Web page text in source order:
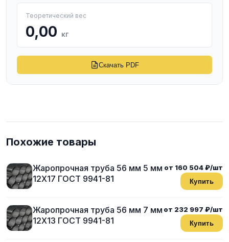
Теоретический вес
0,00 кг
Скачать PDF
Похожие товары
Жаропрочная труба 56 мм 5 мм
12Х17 ГОСТ 9941-81
от 160 504 ₽/шт
Купить
Жаропрочная труба 56 мм 7 мм
12Х13 ГОСТ 9941-81
от 232 997 ₽/шт
Купить